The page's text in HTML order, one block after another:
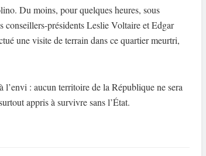
Du moins, pour quelques heures, sous
conseillers-présidents Leslie Voltaire et Edgar
une visite de terrain dans ce quartier meurtri,
l’envi : aucun territoire de la République ne sera
appris à survivre sans l’État.